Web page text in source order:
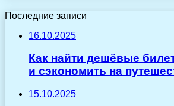
Последние записи
16.10.2025
Как найти дешёвые
и сэкономить на
15.10.2025